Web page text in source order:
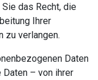
das Recht, die
Ihrer
zu verlangen.
Daten
– von ihrer